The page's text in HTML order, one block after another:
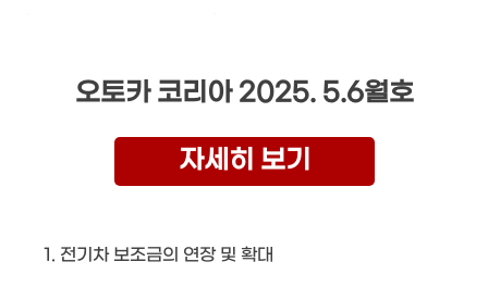
오토카 코리아 2025. 5.6월호
자세히 보기
전기차 보조금의 연장 및 확대